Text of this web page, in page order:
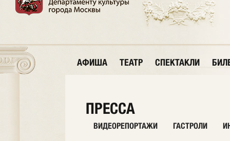
АФИША ТЕАТР СПЕКТАКЛИ
ПРЕССА
ВИДЕОРЕПОРТАЖИ ГАСТРОЛИ